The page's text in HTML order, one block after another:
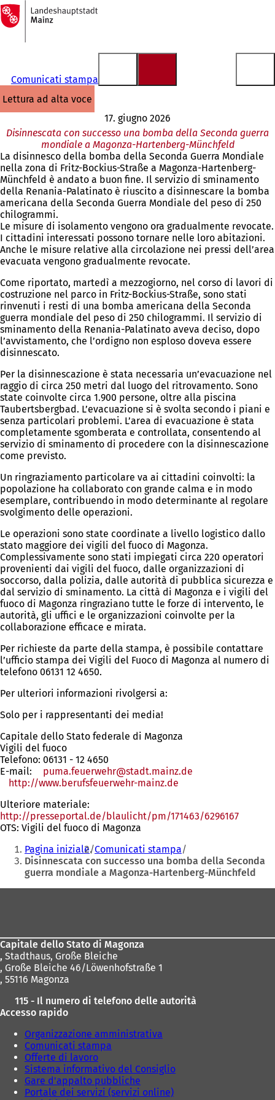
Vai al contenuto
Alla
pagina
iniziale
Comunicati stampa
lettura ad alta voce
17. giugno 2026
Disinnescata con successo una bomba della Seconda guerra
mondiale a Magonza-Hartenberg-Münchfeld
La disinnesco della bomba della Seconda Guerra Mondiale
nella zona di Fritz-Bockius-Straße a Magonza-Hartenberg-
Münchfeld è andato a buon fine. Il servizio di sminamento
della Renania-Palatinato è riuscito a disinnescare la bomba
americana della Seconda Guerra Mondiale del peso di 250
chilogrammi.
Le misure di isolamento vengono ora gradualmente revocate.
I cittadini interessati possono tornare nelle loro abitazioni.
Anche le misure relative alla circolazione nei pressi dell’area
evacuata vengono gradualmente revocate.
Come riportato, martedì a mezzogiorno, nel corso di lavori di
costruzione nel parco in Fritz-Bockius-Straße, sono stati
rinvenuti i resti di una bomba americana della Seconda
guerra mondiale del peso di 250 chilogrammi. Il servizio di
sminamento della Renania-Palatinato aveva deciso, dopo
l’avvistamento, che l’ordigno non esploso doveva essere
disinnescato.
Per la disinnescazione è stata necessaria un’evacuazione nel
raggio di circa 250 metri dal luogo del ritrovamento. Sono
state coinvolte circa 1.900 persone, oltre alla piscina
Taubertsbergbad. L’evacuazione si è svolta secondo i piani e
senza particolari problemi. L’area di evacuazione è stata
completamente sgomberata e controllata, consentendo al
servizio di sminamento di procedere con la disinnescazione
come previsto.
Un ringraziamento particolare va ai cittadini coinvolti: la
popolazione ha collaborato con grande calma e in modo
esemplare, contribuendo in modo determinante al regolare
svolgimento delle operazioni.
Le operazioni sono state coordinate a livello logistico dallo
stato maggiore dei vigili del fuoco di Magonza.
Complessivamente sono stati impiegati circa 220 operatori
provenienti dai vigili del fuoco, dalle organizzazioni di
soccorso, dalla polizia, dalle autorità di pubblica sicurezza e
dal servizio di sminamento. La città di Magonza e i vigili del
fuoco di Magonza ringraziano tutte le forze di intervento, le
autorità, gli uffici e le organizzazioni coinvolte per la
collaborazione efficace e mirata.
Per richieste da parte della stampa, è possibile contattare
l’ufficio stampa dei Vigili del Fuoco di Magonza al numero di
telefono 06131 12 4650.
Per ulteriori informazioni rivolgersi a:
Solo per i rappresentanti dei media!
Capitale dello Stato federale di Magonza
Vigili del fuoco
Telefono: 06131 - 12 4650
E-mail:
puma.feuerwehr stadt.mainz de
http://www.berufsfeuerwehr-mainz.de
una
Ulteriore materiale:
http://presseportal.de/blaulicht/pm/171463/6296167
nuova
scheda)
OTS: Vigili del fuoco di Magonza
Siete
qui:
Pagina iniziale Comunicati stampa
Disinnescata con successo una bomba della Seconda
guerra mondiale a Magonza-Hartenberg-Münchfeld
Capitale dello Stato di Magonza
, Stadthaus, Große Bleiche
, Große Bleiche 46/Löwenhofstraße 1
, 55116 Magonza
115 - Il numero di telefono delle autorità
Accesso rapido
Organizzazione amministrativa
Comunicati stampa
Offerte di lavoro
Sistema informativo del Consiglio
Gare d'appalto pubbliche
Portale dei servizi (servizi online)